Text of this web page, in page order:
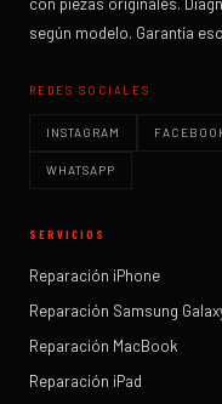
según modelo. Garantía
REDES SOCIALES
INSTAGRAM
WHATSAPP
SERVICIOS
Reparación iPhone
Reparación Samsung
Reparación MacBook
Reparación iPad